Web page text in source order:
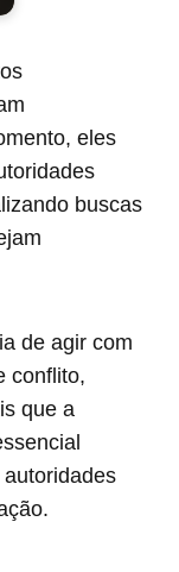
eles
buscas
de agir com
conflito,
que a